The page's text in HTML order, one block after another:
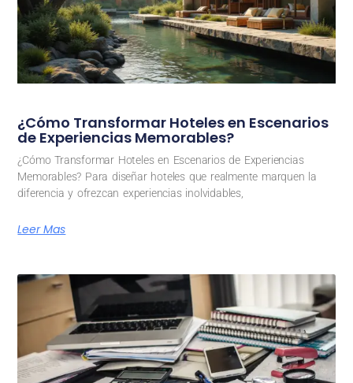
¿Cómo Transformar Hoteles en Escenarios
de Experiencias Memorables?
¿Cómo Transformar Hoteles en Escenarios de Experiencias
Memorables? Para diseñar hoteles que realmente marquen la
diferencia y ofrezcan experiencias inolvidables,
Leer Mas